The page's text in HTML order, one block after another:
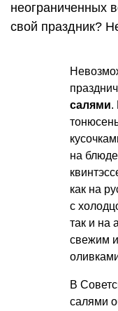
неограниченных
свой праздник?
салями.
на
как на
с
так и на
свежим
В
салями